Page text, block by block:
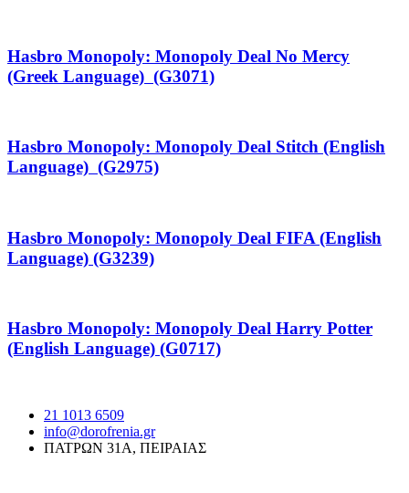
Hasbro Monopoly: Monopoly Deal No Mercy
(Greek Language) (G3071)
Hasbro Monopoly: Monopoly Deal Stitch (English
Language) (G2975)
Hasbro Monopoly: Monopoly Deal FIFA (English
Language) (G3239)
Hasbro Monopoly: Monopoly Deal Harry Potter
(English Language) (G0717)
21 1013 6509
info@dorofrenia.gr
ΠΑΤΡΩΝ 31Α, ΠΕΙΡΑΙΑΣ